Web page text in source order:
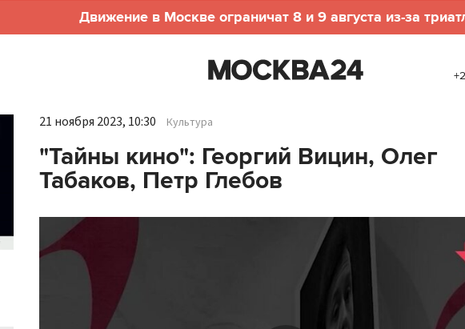
Движение в Москве ограничат 8 и 9 августа из-за
21 ноября 2023, 10:30 Культура
"Тайны кино": Георгий Вицин, Олег
Табаков, Петр Глебов